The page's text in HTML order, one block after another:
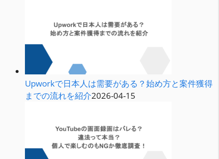
Upworkで日本人は需要がある？始め方と案件獲得
までの流れを紹介2026-04-15